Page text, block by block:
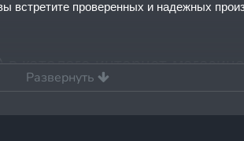
встретите проверенных и надежных
каталоге интернет-
Развернуть